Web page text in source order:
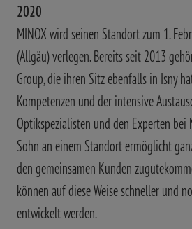
2020
MINOX wird seinen Standort zum 1.
(Allgäu) verlegen. Bereits seit 2013
Group, die ihren Sitz ebenfalls in Isny
Kompetenzen und der intensive
Optikspezialisten und den Experten bei
Sohn an einem Standort ermöglicht
den gemeinsamen Kunden
können auf diese Weise schneller und
entwickelt werden.